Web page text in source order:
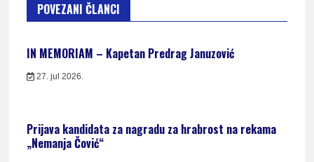
POVEZANI ČLANCI
IN MEMORIAM – Kapetan Predrag Januzović
27. jul 2026.
Prijava kandidata za nagradu za hrabrost na rekama
„Nemanja Čović“